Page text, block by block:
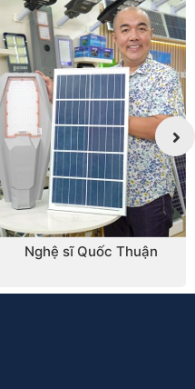
rất hữu ích ở những
mạng, chẳng hạn như
trại với diện tích lớn.
chênh lệch quá nhiều
chúng tiện lợi và
năng lượng mặt
hơn.
Nghệ sĩ Quốc Thuận